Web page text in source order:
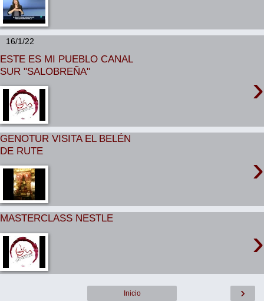
16/1/22
ESTE ES MI PUEBLO CANAL
SUR "SALOBREÑA"
›
GENOTUR VISITA EL BELÉN
DE RUTE
›
MASTERCLASS NESTLE
›
›
Inicio